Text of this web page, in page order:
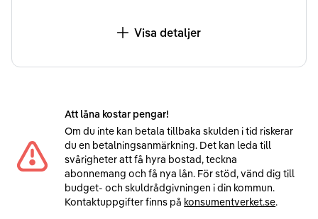
Visa detaljer
Att låna kostar pengar!
Om du inte kan betala tillbaka skulden i tid riskerar
du en betalningsanmärkning. Det kan leda till
svårigheter att få hyra bostad, teckna
abonnemang och få nya lån. För stöd, vänd dig till
budget- och skuldrådgivningen i din kommun.
Kontaktuppgifter finns på konsumentverket.se.